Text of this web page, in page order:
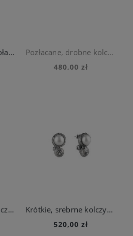
Pozłacane kolczyki koła z kolekcji Machiny Pozłacane, drobne kolczyki na sztyfcie z perłą z kolekcji Verum
480,00 zł
Długie, pozłacane kolczyki żołędzie z perłami Krótkie, srebrne kolczyki w kształcie żołędzia z perłą
520,00 zł